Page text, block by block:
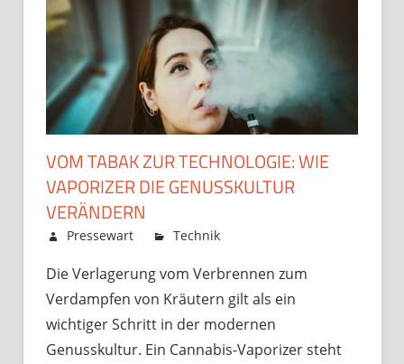
VOM TABAK ZUR TECHNOLOGIE: WIE
VAPORIZER DIE GENUSSKULTUR
VERÄNDERN
Dezember 17, 2025
Pressewart Technik
Vom
Technologie:
Die Verlagerung vom Verbrennen zum
Verdampfen von Kräutern gilt als ein
wichtiger Schritt in der modernen
Genusskultur. Ein Cannabis-Vaporizer steht